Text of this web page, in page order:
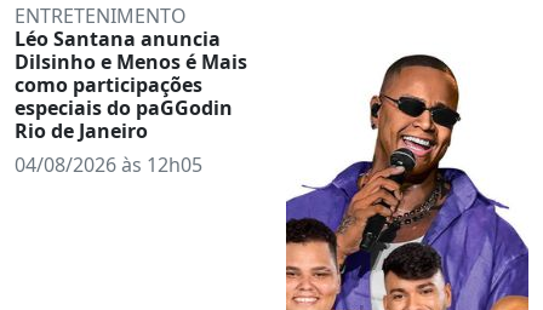
ENTRETENIMENTO
Léo Santana anuncia
Dilsinho e Menos é Mais
como participações
especiais do paGGodin
Rio de Janeiro
04/08/2026 às 12h05